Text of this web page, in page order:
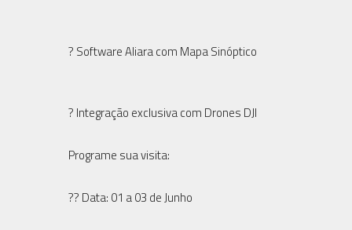
? Software Aliara com Mapa Sinóptico
? Integração exclusiva com Drones DJI
Programe sua visita:
?? Data: 01 a 03 de Junho